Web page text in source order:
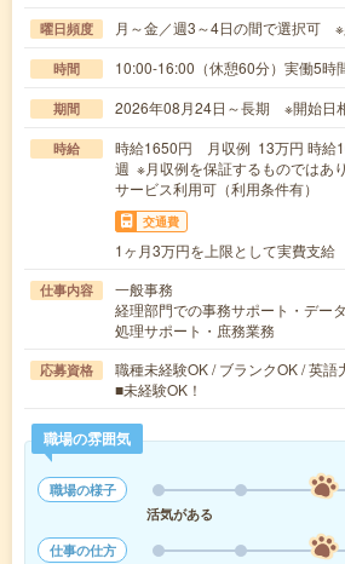
曜日頻度 月～金／週3～4日の間で選択可
時間 10:00-16:00（休憩60分）実働5時
期間 2026年08月24日～長期 ※開始日
時給
時給1650円 月収例 13万円 時給
週 ※月収例を保証するものではあ
サービス利用可（利用条件有）
交通費
1ヶ月3万円を上限として実費支給
仕事内容
一般事務
経理部門での事務サポート・デー
処理サポート・庶務業務
応募資格
職種未経験OK / ブランクOK / 英語
■未経験OK！
職場の雰囲気
職場の様子
活気がある
仕事の仕方